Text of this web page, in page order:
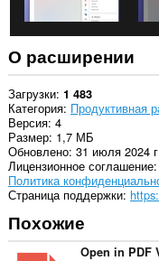
О расширении
Загрузки 1 483
Категория Продуктивная
Версия 4
Размер 1,7 МБ
Обновлено 31 июля 2024
Лицензионное соглашение
Политика
Страница поддержки
Похожие
Open in PDF